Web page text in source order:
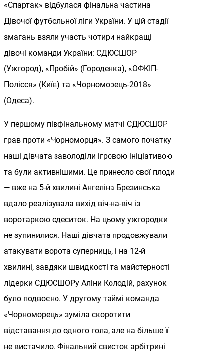
«Спартак» відбулася фінальна частина
Дівочої футбольної ліги України. У цій стадії
змагань взяли участь чотири найкращі
дівочі команди України: СДЮСШОР
(Ужгород), «Пробій» (Городенка), «ОФКІП-
Полісся» (Київ) та «Чорноморець-2018»
(Одеса).
У першому півфінальному матчі СДЮСШОР
грав проти «Чорноморця». З самого початку
наші дівчата заволоділи ігровою ініціативою
та були активнішими. Це принесло свої плоди
— вже на 5-й хвилині Ангеліна Брезинська
вдало реалізувала вихід віч-на-віч із
воротаркою одеситок. На цьому ужгородки
не зупинилися. Наші дівчата продовжували
атакувати ворота суперниць, і на 12-й
хвилині, завдяки швидкості та майстерності
лідерки СДЮСШОРу Аліни Колодій, рахунок
було подвоєно. У другому таймі команда
«Чорноморець» зуміла скоротити
відставання до одного гола, але на більше її
не вистачило. Фінальний свисток арбітрині